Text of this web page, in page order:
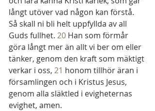
långt utöver vad någon kan förstå.
Så skall ni bli helt uppfyllda av all
Guds fullhet. 20 Han som förmår
göra långt mer än allt vi ber om eller
tänker, genom den kraft som mäktigt
verkar i oss, 21 honom tillhör äran i
församlingen och i Kristus Jesus,
genom alla släktled i evigheternas
evighet, amen.